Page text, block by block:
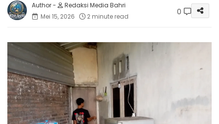
Redaksi Media Bahri
Mei 15, 2026
2 minute read 0